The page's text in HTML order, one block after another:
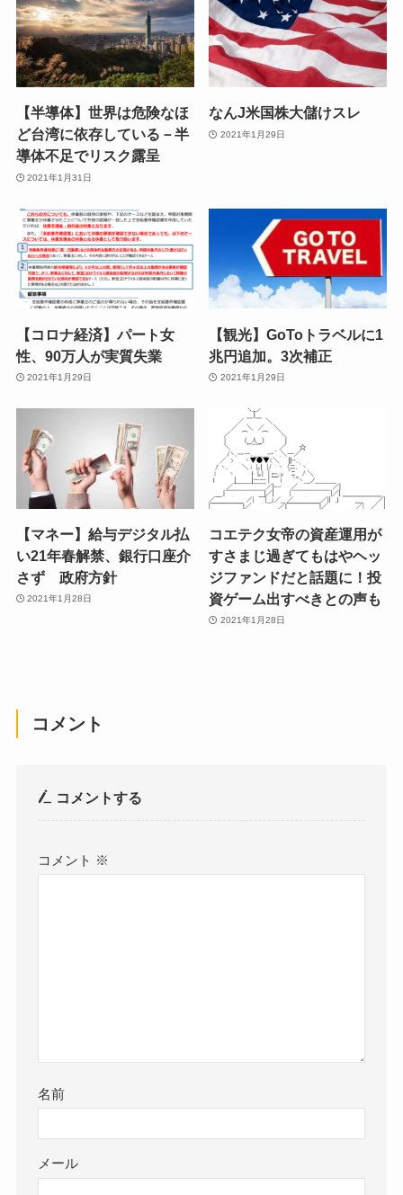
【半導体】世界は危険なほ
ど台湾に依存している－半
導体不足でリスク露呈
2021年1月31日
なんJ米国株大儲けスレ
2021年1月29日
【コロナ経済】パート女
性、90万人が実質失業
2021年1月29日
【観光】GoToトラベルに1
兆円追加。3次補正
2021年1月29日
【マネー】給与デジタル払
い21年春解禁、銀行口座介
さず 政府方針
2021年1月28日
コエテク女帝の資産運用が
すさまじ過ぎてもはやヘッ
ジファンドだと話題に！投
資ゲーム出すべきとの声も
2021年1月28日
コメント
コメントする
コメント ※
名前
メール